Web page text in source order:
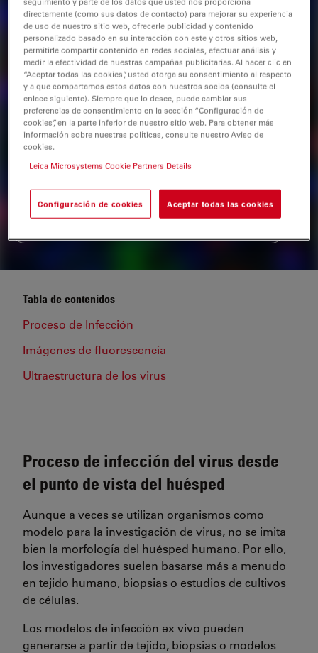
multifotónicas flexible.
DM4 B & DM6 B
Mejore su investigación clínica y en ciencias de la vida
con los microscopios verticales DM4 B y DM6 B. Con
soluciones de software flexibles, le permiten centrarse
en los experimentos al tiempo que reducen el trabajo
Tabla de contenidos
Proceso de Infección
Imágenes de fluorescencia
Ultraestructura de los virus
Proceso de infección del virus desde
el punto de vista del huésped
Aunque a veces se utilizan organismos como
modelo para la investigación de virus, no se imita
bien la morfología del huésped humano. Por ello,
los investigadores suelen basarse más a menudo
en tejido humano, biopsias o estudios de cultivos
de células.
Los modelos de infección ex vivo pueden
generarse a partir de tejido, biopsias o modelos
directamente (como sus datos de contacto) para mejorar su experiencia
de uso de nuestro sitio web, ofrecerle publicidad y contenido
personalizado basado en su interacción con este y otros sitios web,
permitirle compartir contenido en redes sociales, efectuar análisis y
medir la efectividad de nuestras campañas publicitarias. Al hacer clic en
“Aceptar todas las cookies”, usted otorga su consentimiento al respecto
y a que compartamos estos datos con nuestros socios (consulte el
enlace siguiente). Siempre que lo desee, puede cambiar sus
preferencias de consentimiento en la sección “Configuración de
cookies”, en la parte inferior de nuestro sitio web. Para obtener más
información sobre nuestras políticas, consulte nuestro Aviso de
cookies.
Leica Microsystems Cookie Partners Details
Configuración de cookies Aceptar todas las cookies